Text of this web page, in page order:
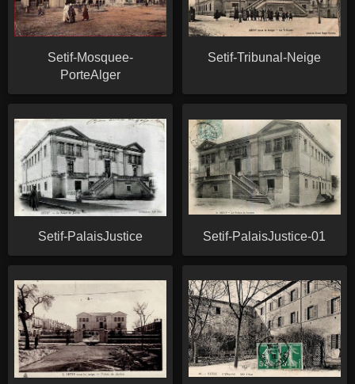
Setif-Mosquee-
PorteAlger
Setif-Tribunal-Neige
Setif-PalaisJustice Setif-PalaisJustice-01